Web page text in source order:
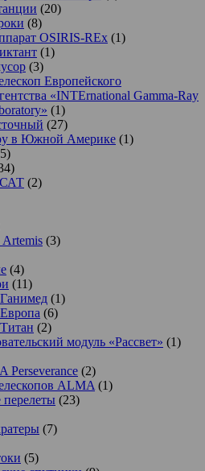
(20)
(8)
OSIRIS-REx (1)
(1)
(3)
Европейского
«INTErnational Gamma-Ray
(1)
(27)
в Южной Америке (1)
(2)
(3)
(4)
(11)
(1)
(6)
(2)
модуль «Рассвет» (1)
Perseverance (2)
ALMA (1)
(23)
(7)
(5)